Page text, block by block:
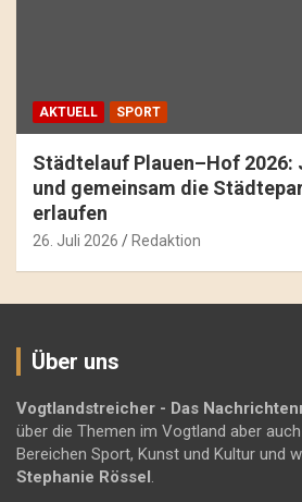
AKTUELL SPORT
Städtelauf Plauen–Hof 2026:
und gemeinsam die
erlaufen
26. Juli 2026 Redaktion
Über uns
Vogtlandstreicher - Das
über die Themen im Vogtland aber
Bereichen Sport, Kunst und Kultur und
Stephanie Rössel .